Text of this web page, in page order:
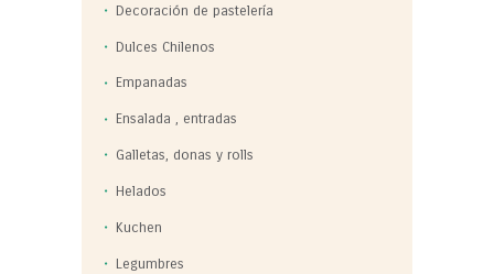
Decoración de pastelería
Dulces Chilenos
Empanadas
Ensalada , entradas
Galletas, donas y rolls
Helados
Kuchen
Legumbres